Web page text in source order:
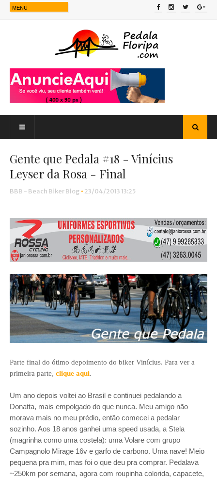
Gente que Pedala #18 - Vinícius
Leyser da Rosa - Final
BBB - Beach Biker Blog • 23/04/2013 13:25
Parte final do ótimo depoimento do biker Vinícius. Para ver a
primeira parte, clique aqui.
Um ano depois voltei ao Brasil e continuei pedalando a
Donatta, mais empolgado do que nunca. Meu amigo não
morava mais no meu prédio, então comecei a pedalar
sozinho. Aos 18 anos ganhei uma speed usada, a Stela
(magrinha como uma costela): uma Volare com grupo
Campagnolo Mirage 16v e garfo de carbono. Uma nave! Meio
pequena pra mim, mas foi o que deu pra comprar. Pedalava
~250km por semana, agora com roupinha colorida, capacete,